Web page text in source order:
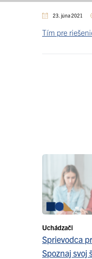
23. júna 2021
Tím pre
Uchádzači
Sprievodca
Spoznaj svoj